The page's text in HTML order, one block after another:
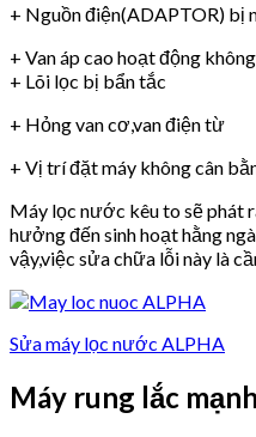
+ Nguồn điện(ADAPTOR) bị
+ Van áp cao hoạt động
+ Lõi lọc bị bẩn tắc
+ Hỏng van cơ,van điện từ
+ Vị trí đặt máy không cân
Máy lọc nước kêu to sẽ phát
hưởng đến sinh hoạt hằng
vậy,việc sửa chữa lỗi này là
Sửa máy lọc nước ALPHA
Máy rung lắc mạnh